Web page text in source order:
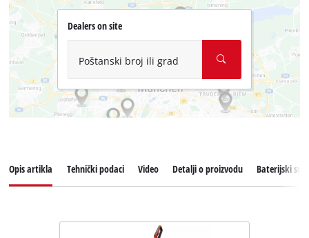
Dealers on site
Poštanski broj ili grad
Opis artikla Tehnički podaci Video Detalji o proizvodu Baterijski